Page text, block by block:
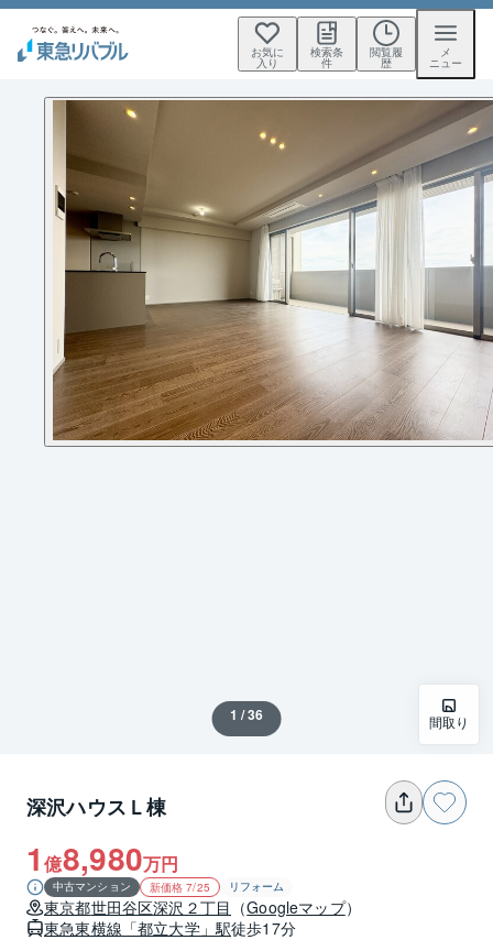
お気に
入り
検索条
件
閲覧履
歴
メ
ニュー
1 / 36 間取り
深沢ハウスＬ棟
1億8,980万円
中古マンション 新価格 7/25 リフォーム
東京都世田谷区深沢２丁目 （Googleマップ）
東急東横線 「都立大学」駅徒歩17分